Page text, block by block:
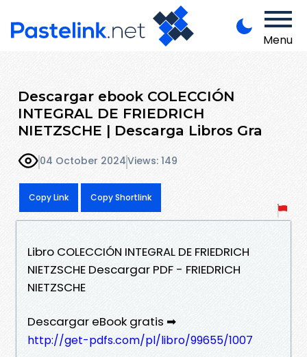
Menu
Descargar ebook COLECCIÓN
INTEGRAL DE FRIEDRICH
NIETZSCHE | Descarga Libros Gra
04 October 2024Views: 149
Copy Link Copy Shortlink
Libro COLECCIÓN INTEGRAL DE FRIEDRICH
NIETZSCHE Descargar PDF - FRIEDRICH
NIETZSCHE
Descargar eBook gratis ➡
http://get-pdfs.com/pl/libro/99655/1007